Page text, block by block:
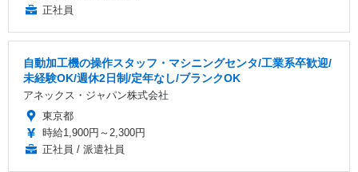
正社員
自動加工機の操作スタッフ・マシニングセンタ/工業系卒歓迎/
未経験OK/週休2日制/定年なし/ブランクOK
アネックス・ジャパン株式会社
東京都
時給1,900円～2,300円
正社員 / 派遣社員